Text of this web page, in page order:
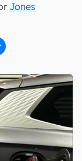
Jones
Termos de